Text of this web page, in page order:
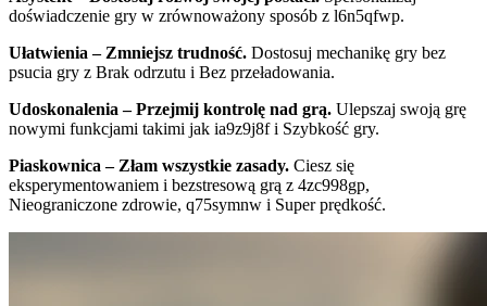
doświadczenie gry w zrównoważony sposób z l6n5qfwp.
Ułatwienia – Zmniejsz trudność. Dostosuj mechanikę gry bez
psucia gry z Brak odrzutu i Bez przeładowania.
Udoskonalenia – Przejmij kontrolę nad grą. Ulepszaj swoją grę
nowymi funkcjami takimi jak ia9z9j8f i Szybkość gry.
Piaskownica – Złam wszystkie zasady. Ciesz się
eksperymentowaniem i bezstresową grą z 4zc998gp,
Nieograniczone zdrowie, q75symnw i Super prędkość.